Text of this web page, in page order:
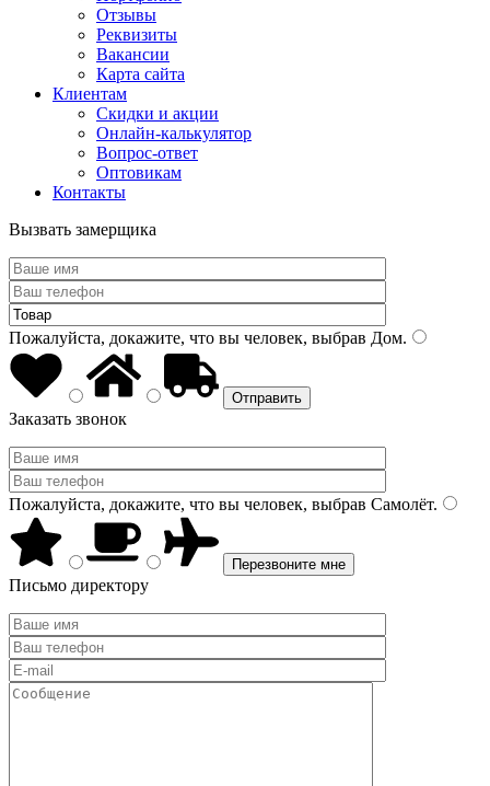
Отзывы
Реквизиты
Вакансии
Карта сайта
Клиентам
Скидки и акции
Онлайн-калькулятор
Вопрос-ответ
Оптовикам
Контакты
Вызвать замерщика
Пожалуйста, докажите, что вы человек, выбрав Дом.
Заказать звонок
Пожалуйста, докажите, что вы человек, выбрав Самолёт.
Письмо директору